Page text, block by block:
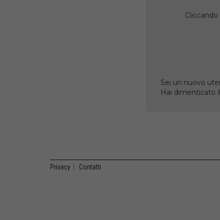
Sei un nuovo
Hai dimenticato
Privacy Contatti